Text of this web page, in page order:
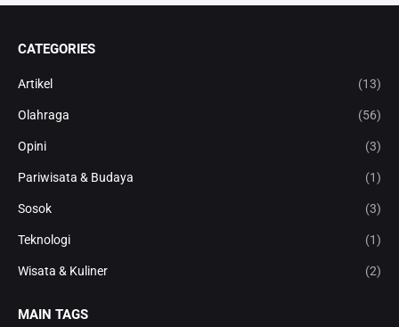
CATEGORIES
Artikel (13)
Olahraga (56)
Opini (3)
Pariwisata & Budaya (1)
Sosok (3)
Teknologi (1)
Wisata & Kuliner (2)
MAIN TAGS